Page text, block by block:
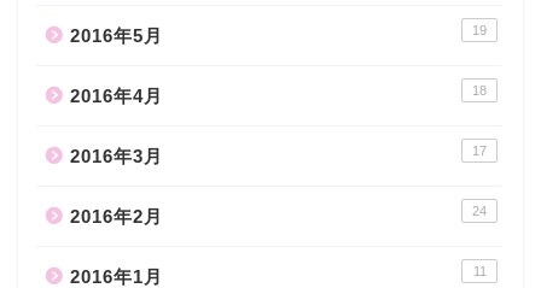
2016年5月 19
2016年4月 18
2016年3月 17
2016年2月 24
2016年1月 11